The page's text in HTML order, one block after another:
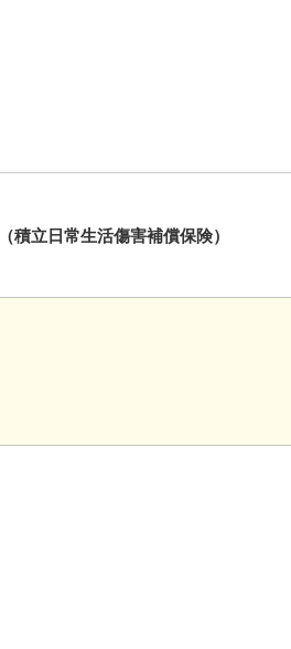
（積立日常生活傷害補償保険）